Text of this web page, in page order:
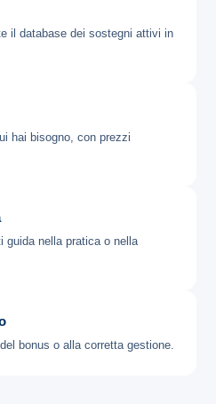
il database dei sostegni attivi in
hai bisogno, con prezzi
guida nella pratica o nella
bonus o alla corretta gestione.